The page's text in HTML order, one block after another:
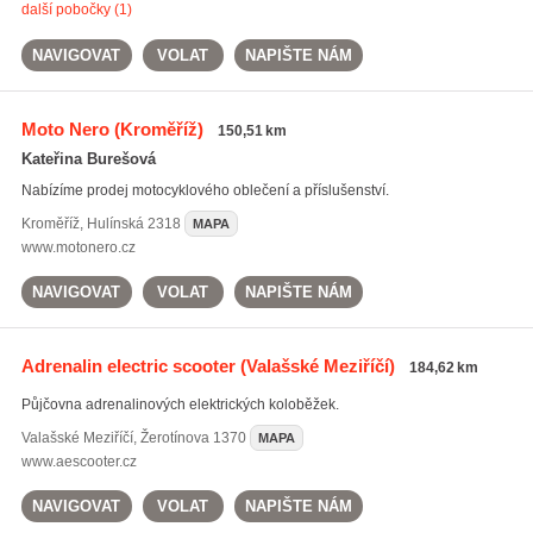
další pobočky (1)
NAVIGOVAT VOLAT NAPIŠTE NÁM
Moto Nero(Kroměříž) 150,51 km
Kateřina Burešová
Nabízíme prodej motocyklového oblečení a příslušenství.
Kroměříž, Hulínská 2318 MAPA
www.motonero.cz
NAVIGOVAT VOLAT NAPIŠTE NÁM
Adrenalin electric scooter(Valašské Meziříčí) 184,62 km
Půjčovna adrenalinových elektrických koloběžek.
Valašské Meziříčí, Žerotínova 1370 MAPA
www.aescooter.cz
NAVIGOVAT VOLAT NAPIŠTE NÁM